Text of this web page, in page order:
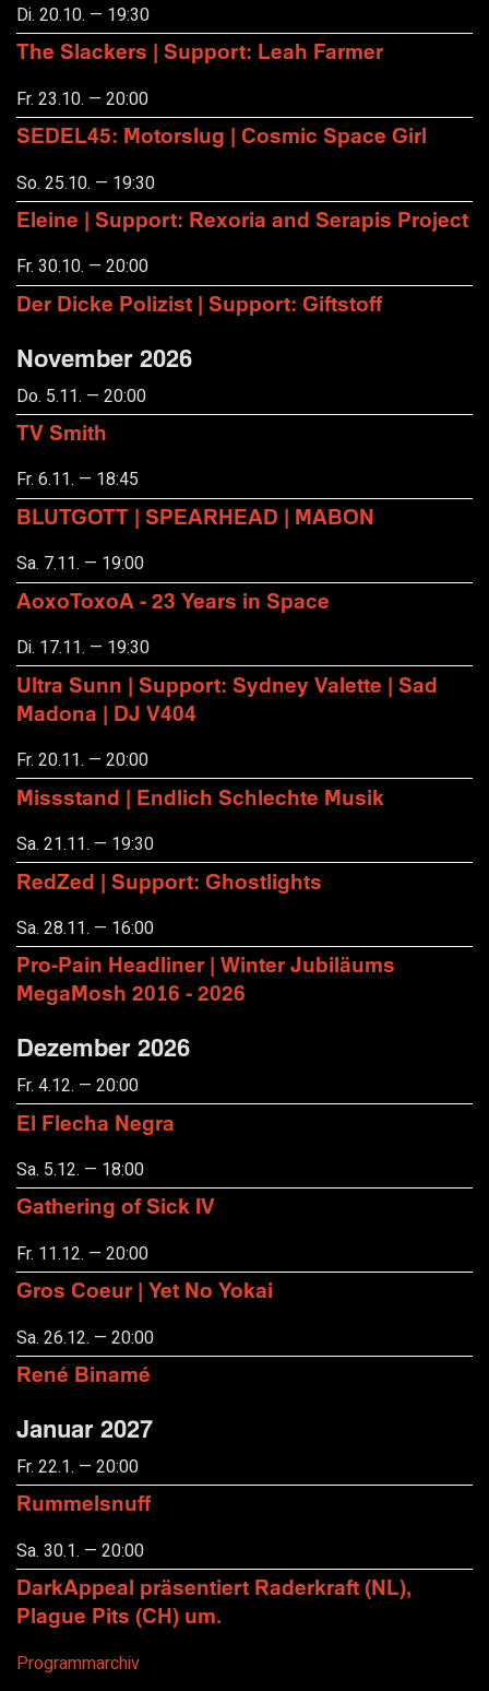
Di. 20.10. — 19:30
The Slackers | Support: Leah Farmer
Fr. 23.10. — 20:00
SEDEL45: Motorslug | Cosmic Space Girl
So. 25.10. — 19:30
Eleine | Support: Rexoria and Serapis Project
Fr. 30.10. — 20:00
Der Dicke Polizist | Support: Giftstoff
November 2026
Do. 5.11. — 20:00
TV Smith
Fr. 6.11. — 18:45
BLUTGOTT | SPEARHEAD | MABON
Sa. 7.11. — 19:00
AoxoToxoA - 23 Years in Space
Di. 17.11. — 19:30
Ultra Sunn | Support: Sydney Valette | Sad
Madona | DJ V404
Fr. 20.11. — 20:00
Missstand | Endlich Schlechte Musik
Sa. 21.11. — 19:30
RedZed | Support: Ghostlights
Sa. 28.11. — 16:00
Pro-Pain Headliner | Winter Jubiläums
MegaMosh 2016 - 2026
Dezember 2026
Fr. 4.12. — 20:00
El Flecha Negra
Sa. 5.12. — 18:00
Gathering of Sick IV
Fr. 11.12. — 20:00
Gros Coeur | Yet No Yokai
Sa. 26.12. — 20:00
René Binamé
Januar 2027
Fr. 22.1. — 20:00
Rummelsnuff
Sa. 30.1. — 20:00
DarkAppeal präsentiert Raderkraft (NL),
Plague Pits (CH) um.
Programmarchiv